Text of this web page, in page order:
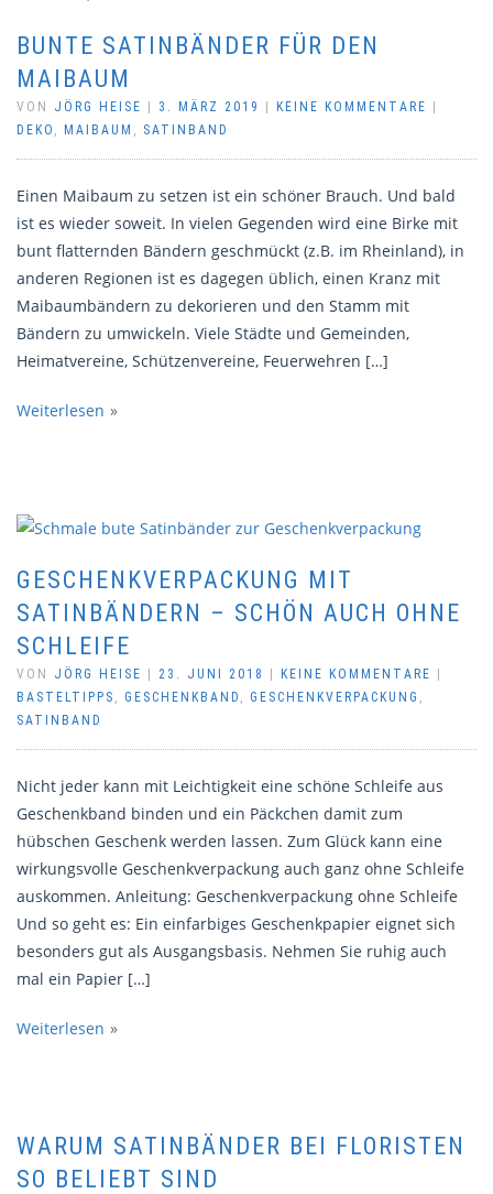
BUNTE SATINBÄNDER FÜR DEN
MAIBAUM
VON JÖRG HEISE 3. MÄRZ 2019 KEINE KOMMENTARE
DEKO , MAIBAUM , SATINBAND
Einen Maibaum zu setzen ist ein schöner Brauch. Und bald
ist es wieder soweit. In vielen Gegenden wird eine Birke mit
bunt flatternden Bändern geschmückt (z.B. im Rheinland), in
anderen Regionen ist es dagegen üblich, einen Kranz mit
Maibaumbändern zu dekorieren und den Stamm mit
Bändern zu umwickeln. Viele Städte und Gemeinden,
Heimatvereine, Schützenvereine, Feuerwehren […]
Weiterlesen
GESCHENKVERPACKUNG MIT
SATINBÄNDERN – SCHÖN AUCH OHNE
SCHLEIFE
VON JÖRG HEISE | 23. JUNI 2018 | KEINE KOMMENTARE |
BASTELTIPPS
GESCHENKBAND GESCHENKVERPACKUNG
SATINBAND
Nicht jeder kann mit Leichtigkeit eine schöne Schleife aus
Geschenkband binden und ein Päckchen damit zum
hübschen Geschenk werden lassen. Zum Glück kann eine
wirkungsvolle Geschenkverpackung auch ganz ohne Schleife
auskommen. Anleitung: Geschenkverpackung ohne Schleife
Und so geht es: Ein einfarbiges Geschenkpapier eignet sich
besonders gut als Ausgangsbasis. Nehmen Sie ruhig auch
mal ein Papier […]
Weiterlesen
WARUM SATINBÄNDER BEI FLORISTEN
SO BELIEBT SIND